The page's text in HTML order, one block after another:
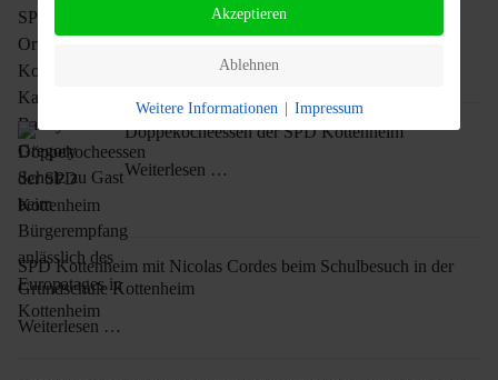
Barley und Gregory Scholz zu Gast beim
Bürgerempfang anlässlich des Europatages in
Weiterlesen …
Döppekocheessen der SPD Kottenheim
Weiterlesen …
SPD Kottenheim mit Nicolas Cordes beim Schulbesuch in der
Grundschule Kottenheim
Weiterlesen …
Akzeptieren
Ablehnen
Weitere Informationen | Impressum